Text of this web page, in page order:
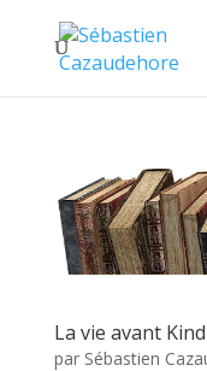
La vie avant
par Sébastien